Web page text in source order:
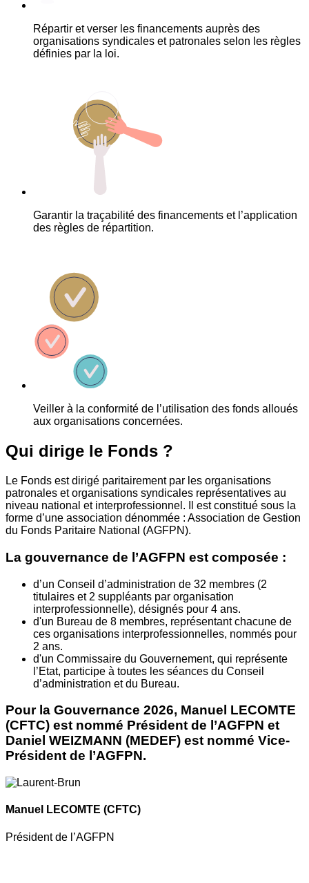
Répartir et verser les financements auprès des
organisations syndicales et patronales selon les règles
définies par la loi.
Garantir la traçabilité des financements et l’application
des règles de répartition.
Veiller à la conformité de l’utilisation des fonds alloués
aux organisations concernées.
Qui dirige le Fonds ?
Le Fonds est dirigé paritairement par les organisations
patronales et organisations syndicales représentatives au
niveau national et interprofessionnel. Il est constitué sous la
forme d’une association dénommée : Association de Gestion
du Fonds Paritaire National (AGFPN).
La gouvernance de l’AGFPN est composée :
d’un Conseil d’administration de 32 membres (2
titulaires et 2 suppléants par organisation
interprofessionnelle), désignés pour 4 ans.
d'un Bureau de 8 membres, représentant chacune de
ces organisations interprofessionnelles, nommés pour
2 ans.
d'un Commissaire du Gouvernement, qui représente
l’Etat, participe à toutes les séances du Conseil
d’administration et du Bureau.
Pour la Gouvernance 2026, Manuel LECOMTE
(CFTC) est nommé Président de l’AGFPN et
Daniel WEIZMANN (MEDEF) est nommé Vice-
Président de l’AGFPN.
Manuel LECOMTE (CFTC)
Président de l’AGFPN